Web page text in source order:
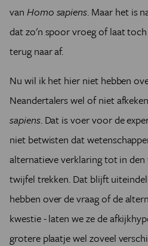
van Homo sapiens. Maar het is
dat zo'n spoor vroeg of laat
terug naar af.
Nu wil ik het hier niet hebben
Neandertalers wel of niet
sapiens. Dat is voer voor de
niet betwisten dat
alternatieve verklaring tot in
twijfel trekken. Dat blijft
hebben over de vraag of de
kwestie - laten we ze de
grotere plaatje wel zoveel